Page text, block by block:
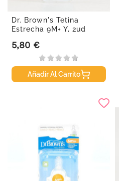
Dr. Brown's Tetina
Estrecha 9M+ Y, 2ud
Precio
5,80 €
Añadir Al Carrito